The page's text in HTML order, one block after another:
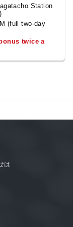
Station
(full two-day
twice a
は